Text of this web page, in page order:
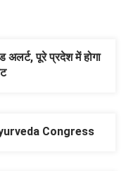
पूरे प्रदेश में होगा
Congress